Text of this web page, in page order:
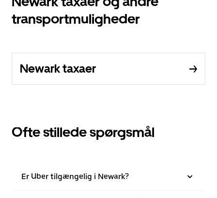
transportmuligheder
Newark taxaer
Ofte stillede spørgsmål
Er Uber tilgængelig i Newark?